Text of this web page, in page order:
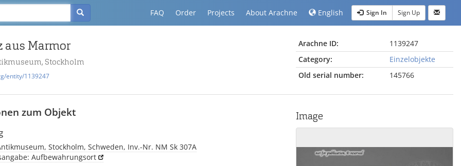
FAQ Order Projects About Arachne English Sign In Sign Up
aus Marmor
Stockholm
entity/1139247
Arachne ID:
1139247
Category:
Einzelobjekte
Old serial number:
145766
zum Objekt
Stockholm, Schweden, Inv.-Nr. NM Sk 307A
Aufbewahrungsort
Image